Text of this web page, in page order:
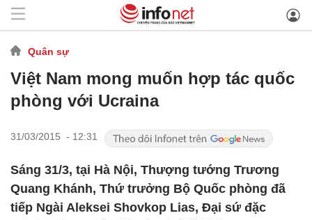
Quân sự
Việt Nam mong muốn hợp tác quốc
phòng với Ucraina
31/03/2015 - 12:31
Sáng 31/3, tại Hà Nội, Thượng tướng Trương
Quang Khánh, Thứ trưởng Bộ Quốc phòng đã
tiếp Ngài Aleksei Shovkop Lias, Đại sứ đặc